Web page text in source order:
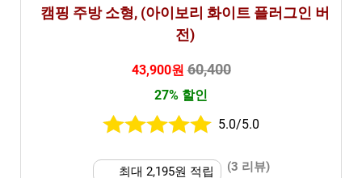
캠핑 주방 소형, (아이보리 화이트 플러그인 버
전)
43,900원60,400
27% 할인
5.0/5.0
최대 2,195원 적립 (3 리뷰)